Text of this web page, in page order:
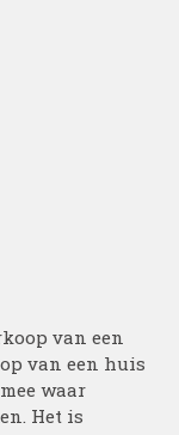
van een
van een huis
waar
Het is